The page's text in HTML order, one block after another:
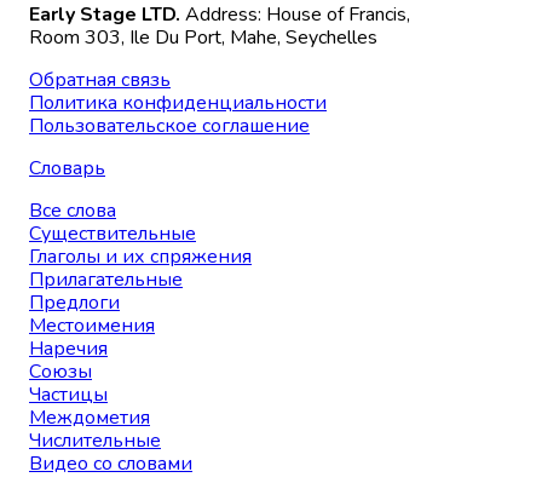
Early Stage LTD. Address: House of Francis,
Room 303, Ile Du Port, Mahe, Seychelles
Обратная связь
Политика конфиденциальности
Пользовательское соглашение
Словарь
Все слова
Существительные
Глаголы и их спряжения
Прилагательные
Предлоги
Местоимения
Наречия
Союзы
Частицы
Междометия
Числительные
Видео со словами